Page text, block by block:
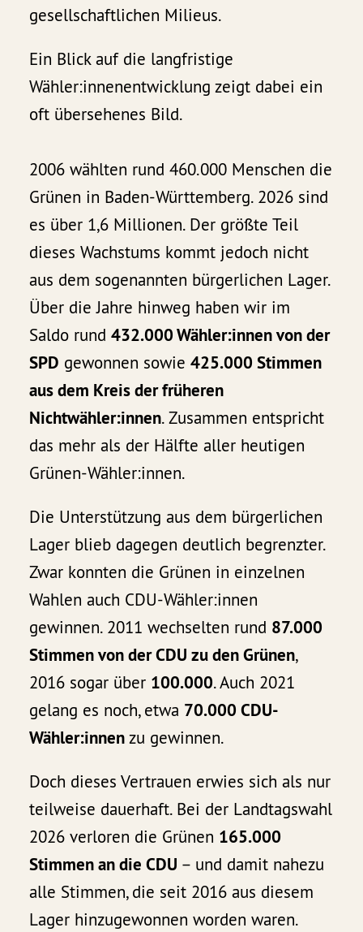
gesellschaftlichen Milieus.
Ein Blick auf die langfristige
Wähler:innenentwicklung zeigt dabei ein
oft übersehenes Bild.
2006 wählten rund 460.000 Menschen die
Grünen in Baden-Württemberg. 2026 sind
es über 1,6 Millionen. Der größte Teil
dieses Wachstums kommt jedoch nicht
aus dem sogenannten bürgerlichen Lager.
Über die Jahre hinweg haben wir im
Saldo rund432.000 Wähler:innen von der
SPD gewonnen sowie425.000 Stimmen
aus dem Kreis der früheren
Nichtwähler:innen. Zusammen entspricht
das mehr als der Hälfte aller heutigen
Grünen-Wähler:innen.
Die Unterstützung aus dem bürgerlichen
Lager blieb dagegen deutlich begrenzter.
Zwar konnten die Grünen in einzelnen
Wahlen auch CDU-Wähler:innen
gewinnen. 2011 wechselten rund 87.000
Stimmen von der CDU zu den Grünen,
2016 sogar über 100.000. Auch 2021
gelang es noch, etwa 70.000 CDU-
Wähler:innenzu gewinnen.
Doch dieses Vertrauen erwies sich als nur
teilweise dauerhaft. Bei der Landtagswahl
2026 verloren die Grünen 165.000
Stimmen an die CDU – und damit nahezu
alle Stimmen, die seit 2016 aus diesem
Lager hinzugewonnen worden waren.